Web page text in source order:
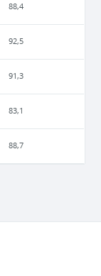
88,4
92,5
91,3
83,1
88,7